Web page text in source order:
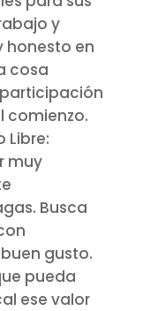
y
honesto en
cosa
comienzo.
Libre:
muy
Busca
gusto.
pueda
ese valor